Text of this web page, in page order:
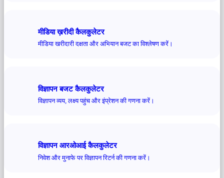
मीडिया ख़रीदी कैलकुलेटर
मीडिया खरीदारी दक्षता और अभियान बजट का विश्लेषण करें।
विज्ञापन बजट कैलकुलेटर
विज्ञापन व्यय, लक्ष्य पहुंच और इंप्रेशन की गणना करें।
विज्ञापन आरओआई कैलकुलेटर
निवेश और मुनाफे पर विज्ञापन रिटर्न की गणना करें।